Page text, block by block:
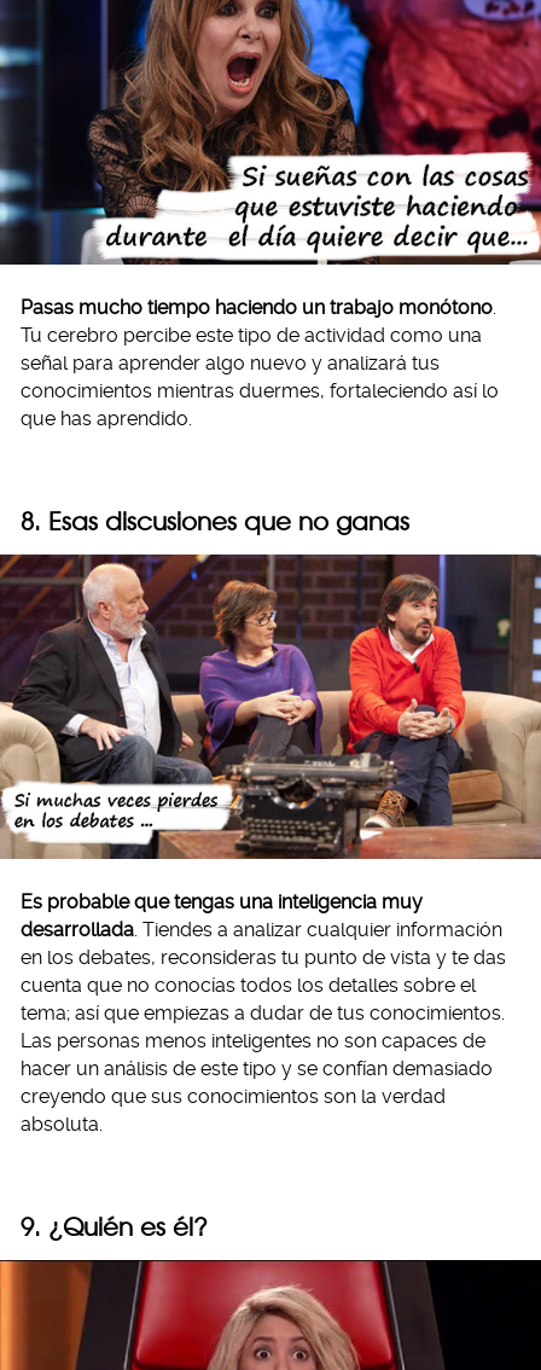
Pasas mucho tiempo haciendo un trabajo monótono.
Tu cerebro percibe este tipo de actividad como una
señal para aprender algo nuevo y analizará tus
conocimientos mientras duermes, fortaleciendo así lo
que has aprendido.
8. Esas discusiones que no ganas
Es probable que tengas una inteligencia muy
desarrollada. Tiendes a analizar cualquier información
en los debates, reconsideras tu punto de vista y te das
cuenta que no conocías todos los detalles sobre el
tema; así que empiezas a dudar de tus conocimientos.
Las personas menos inteligentes no son capaces de
hacer un análisis de este tipo y se confían demasiado
creyendo que sus conocimientos son la verdad
absoluta.
9. ¿Quién es él?